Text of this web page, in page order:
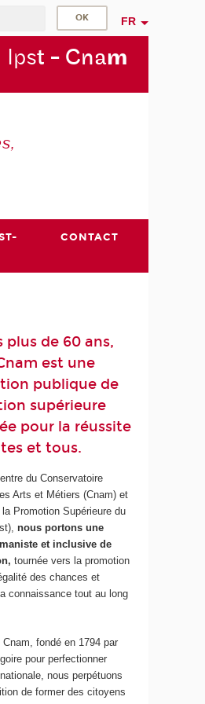
FR
Ipst - Cnam
CONTACT
plus de 60 ans,
est une
publique de
supérieure
pour la réussite
et tous.
du Conservatoire
Arts et Métiers (Cnam) et
la Promotion Supérieure du
nous portons une
et inclusive de
tournée vers la promotion
des chances et
connaissance tout au long
Cnam, fondé en 1794 par
pour perfectionner
nous perpétuons
de former des citoyens